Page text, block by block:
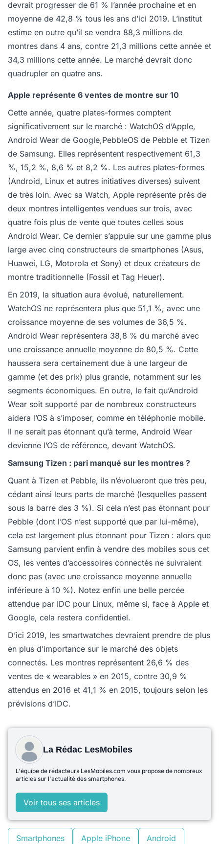
devrait progresser de 61 % l’année prochaine et en
moyenne de 42,8 % tous les ans d’ici 2019. L’institut
estime en outre qu’il se vendra 88,3 millions de
montres dans 4 ans, contre 21,3 millions cette année et
34,3 millions cette année. Le marché devrait donc
quadrupler en quatre ans.
Apple représente 6 ventes de montre sur 10
Cette année, quatre plates-formes comptent
significativement sur le marché : WatchOS d’Apple,
Android Wear de Google,PebbleOS de Pebble et Tizen
de Samsung. Elles représentent respectivement 61,3
%, 15,2 %, 8,6 % et 8,2 %. Les autres plates-formes
(Android, Linux et autres initiatives diverses) suivent
de très loin. Avec sa Watch, Apple représente près de
deux montres intelligentes vendues sur trois, avec
quatre fois plus de vente que toutes celles sous
Android Wear. Ce dernier s’appuie sur une gamme plus
large avec cinq constructeurs de smartphones (Asus,
Huawei, LG, Motorola et Sony) et deux créateurs de
montre traditionnelle (Fossil et Tag Heuer).
En 2019, la situation aura évolué, naturellement.
WatchOS ne représentera plus que 51,1 %, avec une
croissance moyenne de ses volumes de 36,5 %.
Android Wear représentera 38,8 % du marché avec
une croissance annuelle moyenne de 80,5 %. Cette
haussera sera certainement due à une largeur de
gamme (et des prix) plus grande, notamment sur les
segments économiques. En outre, le fait qu’Android
Wear soit supporté par de nombreux constructeurs
aidera l’OS à s’imposer, comme en téléphonie mobile.
Il ne serait pas étonnant qu’à terme, Android Wear
devienne l’OS de référence, devant WatchOS.
Samsung Tizen : pari manqué sur les montres ?
Quant à Tizen et Pebble, ils n’évolueront que très peu,
cédant ainsi leurs parts de marché (lesquelles passent
sous la barre des 3 %). Si cela n’est pas étonnant pour
Pebble (dont l’OS n’est supporté que par lui-même),
cela est largement plus étonnant pour Tizen : alors que
Samsung parvient enfin à vendre des mobiles sous cet
OS, les ventes d’accessoires connectés ne suivraient
donc pas (avec une croissance moyenne annuelle
inférieure à 10 %). Notez enfin une belle percée
attendue par IDC pour Linux, même si, face à Apple et
Google, cela restera confidentiel.
D’ici 2019, les smartwatches devraient prendre de plus
en plus d’importance sur le marché des objets
connectés. Les montres représentent 26,6 % des
ventes de « wearables » en 2015, contre 30,9 %
attendus en 2016 et 41,1 % en 2015, toujours selon les
prévisions d’IDC.
La Rédac LesMobiles
L'équipe de rédacteurs LesMobiles.com vous propose de nombreux
articles sur l'actualité des smartphones.
Voir tous ses articles
Smartphones Apple iPhone Android